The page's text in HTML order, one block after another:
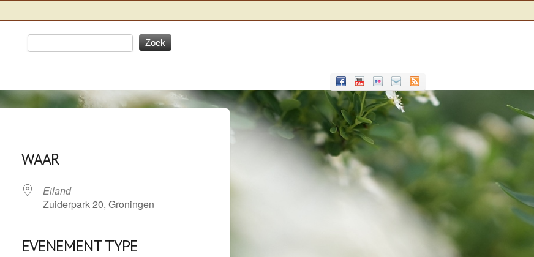
WAAR
Eiland
Zuiderpark 20, Groningen
EVENEMENT TYPE